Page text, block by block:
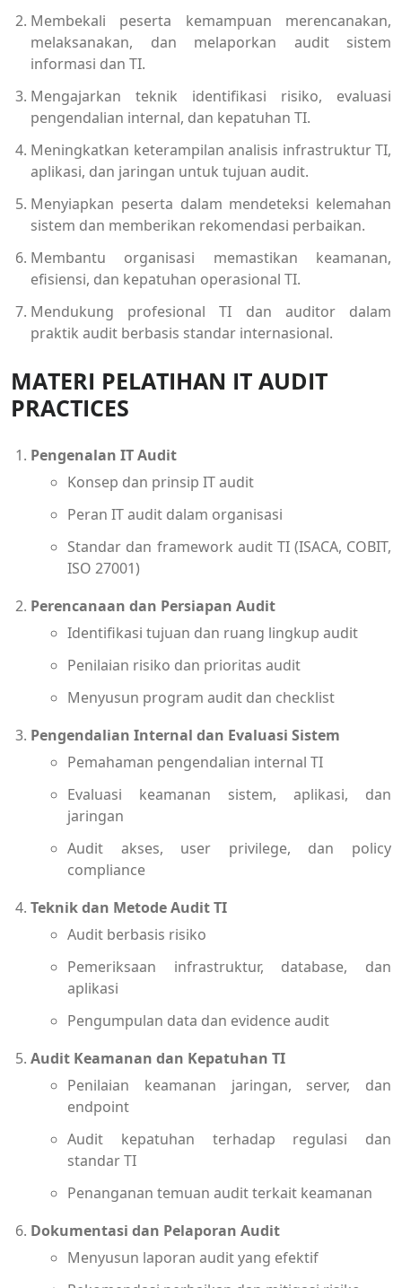
Membekali peserta kemampuan merencanakan,
melaksanakan, dan melaporkan audit sistem
informasi dan TI.
Mengajarkan teknik identifikasi risiko, evaluasi
pengendalian internal, dan kepatuhan TI.
Meningkatkan keterampilan analisis infrastruktur TI,
aplikasi, dan jaringan untuk tujuan audit.
Menyiapkan peserta dalam mendeteksi kelemahan
sistem dan memberikan rekomendasi perbaikan.
Membantu organisasi memastikan keamanan,
efisiensi, dan kepatuhan operasional TI.
Mendukung profesional TI dan auditor dalam
praktik audit berbasis standar internasional.
MATERI PELATIHAN IT AUDIT
PRACTICES
Pengenalan IT Audit
Konsep dan prinsip IT audit
Peran IT audit dalam organisasi
Standar dan framework audit TI (ISACA, COBIT,
ISO 27001)
Perencanaan dan Persiapan Audit
Identifikasi tujuan dan ruang lingkup audit
Penilaian risiko dan prioritas audit
Menyusun program audit dan checklist
Pengendalian Internal dan Evaluasi Sistem
Pemahaman pengendalian internal TI
Evaluasi keamanan sistem, aplikasi, dan
jaringan
Audit akses, user privilege, dan policy
compliance
Teknik dan Metode Audit TI
Audit berbasis risiko
Pemeriksaan infrastruktur, database, dan
aplikasi
Pengumpulan data dan evidence audit
Audit Keamanan dan Kepatuhan TI
Penilaian keamanan jaringan, server, dan
endpoint
Audit kepatuhan terhadap regulasi dan
standar TI
Penanganan temuan audit terkait keamanan
Dokumentasi dan Pelaporan Audit
Menyusun laporan audit yang efektif